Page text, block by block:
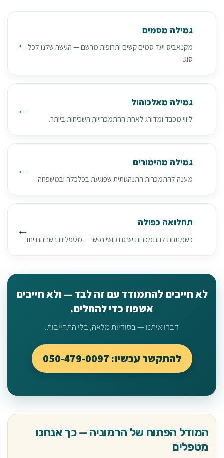
גמילה מסמים
מקנאביס ועד סמים קשים ותרופות מרשם — הגישה שלנו לכל
סוג.
גמילה מאלכוהול
ליווי מכבד ומדורג לאחת ההתמכרויות השכיחות ביותר.
גמילה מהימורים
מענה להתמכרות התנהגותית שפוגעת בכלכלה ובמשפחה.
תחלואה כפולה
כשמתחת להתמכרות יש גם קושי נפשי — מטפלים בשניהם יחד.
לא חייבים להתמודד עם זה לבד — ולא חייבים
אשפוז כדי להחלים.
דברו איתנו — בסודיות מלאה, בלי התחייבות.
להתקשר עכשיו: 050-479-0097
המודל הפתוח של הרמוניה — כך אנחנו
מטפלים